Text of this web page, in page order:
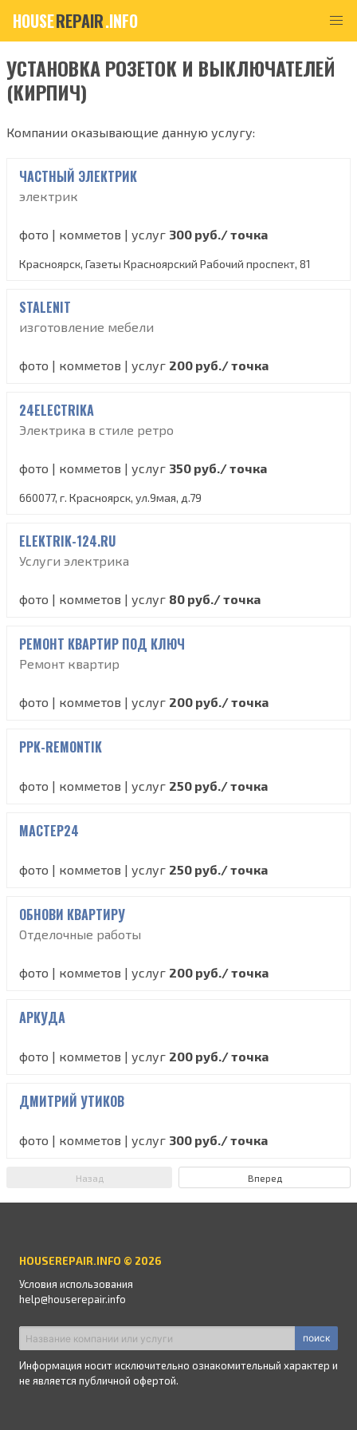
HOUSEREPAIR.INFO
УСТАНОВКА РОЗЕТОК И ВЫКЛЮЧАТЕЛЕЙ
(КИРПИЧ)
Компании оказывающие данную услугу:
ЧАСТНЫЙ ЭЛЕКТРИК
электрик
фото | комметов | услуг 300 руб./ точка
Красноярск, Газеты Красноярский Рабочий проспект, 81
STALENIT
изготовление мебели
фото | комметов | услуг 200 руб./ точка
24ELECTRIKA
Электрика в стиле ретро
фото | комметов | услуг 350 руб./ точка
660077, г. Красноярск, ул.9мая, д.79
ELEKTRIK-124.RU
Услуги электрика
фото | комметов | услуг 80 руб./ точка
РЕМОНТ КВАРТИР ПОД КЛЮЧ
Ремонт квартир
фото | комметов | услуг 200 руб./ точка
PPK-REMONTIK
фото | комметов | услуг 250 руб./ точка
МАСТЕР24
фото | комметов | услуг 250 руб./ точка
ОБНОВИ КВАРТИРУ
Отделочные работы
фото | комметов | услуг 200 руб./ точка
АРКУДА
фото | комметов | услуг 200 руб./ точка
ДМИТРИЙ УТИКОВ
фото | комметов | услуг 300 руб./ точка
Назад Вперед
HOUSEREPAIR.INFO © 2026
Условия использования
help@houserepair.info
поиск
Информация носит исключительно ознакомительный характер и
не является публичной офертой.